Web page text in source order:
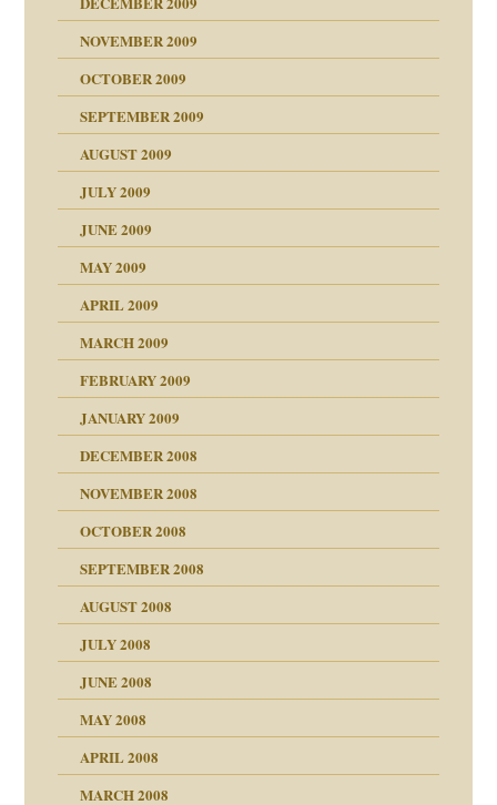
NOVEMBER 2009
OCTOBER 2009
SEPTEMBER 2009
AUGUST 2009
JULY 2009
JUNE 2009
MAY 2009
APRIL 2009
MARCH 2009
FEBRUARY 2009
JANUARY 2009
DECEMBER 2008
NOVEMBER 2008
OCTOBER 2008
SEPTEMBER 2008
AUGUST 2008
JULY 2008
JUNE 2008
MAY 2008
APRIL 2008
MARCH 2008